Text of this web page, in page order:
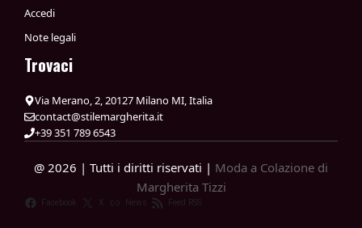
Accedi
Note legali
Trovaci
Via Merano, 2, 20127 Milano MI, Italia
contact@stilemargherita.it
+39 351 789 6543
@ 2026 | Tutti i diritti riservati | Moda a Colazione di
Margherita Tizzi
Facebook X News Feed RSS